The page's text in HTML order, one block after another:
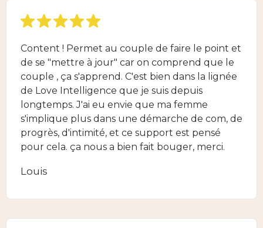
Content ! Permet au couple de faire le point et
de se "mettre à jour" car on comprend que le
couple , ça s'apprend. C'est bien dans la lignée
de Love Intelligence que je suis depuis
longtemps. J'ai eu envie que ma femme
s'implique plus dans une démarche de com, de
progrès, d'intimité, et ce support est pensé
pour cela. ça nous a bien fait bouger, merci.
Louis